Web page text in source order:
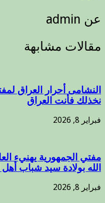
عن admin
مقالات مشابهة
النشامى أحرار العراق
نخذلك فأنت العراق
فبراير 8, 2026
مفتي الجمهورية يهنيء
الله بولادة سيد شباب أهل
فبراير 8, 2026